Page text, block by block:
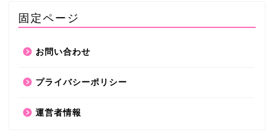
固定ページ
お問い合わせ
プライバシーポリシー
運営者情報